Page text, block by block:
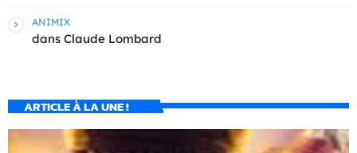
ANIMIX
dans Claude Lombard
ARTICLE À LA UNE !